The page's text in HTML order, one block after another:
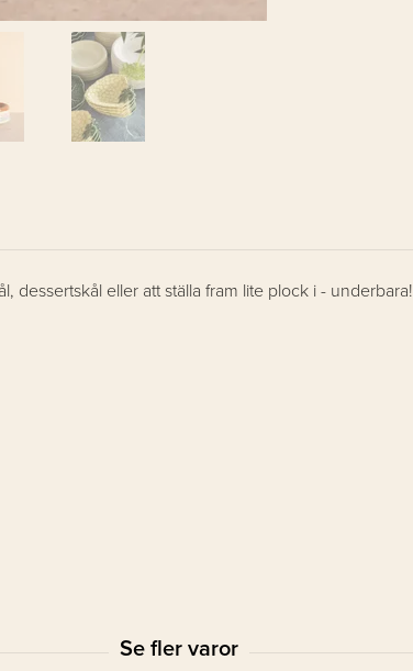
dessertskål eller att ställa fram lite plock i - underbara!